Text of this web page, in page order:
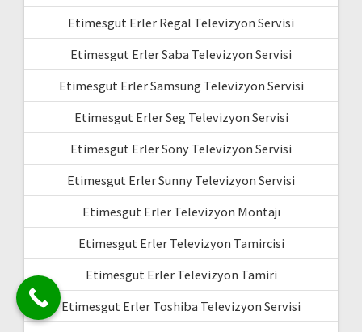
Etimesgut Erler Regal Televizyon Servisi
Etimesgut Erler Saba Televizyon Servisi
Etimesgut Erler Samsung Televizyon Servisi
Etimesgut Erler Seg Televizyon Servisi
Etimesgut Erler Sony Televizyon Servisi
Etimesgut Erler Sunny Televizyon Servisi
Etimesgut Erler Televizyon Montajı
Etimesgut Erler Televizyon Tamircisi
Etimesgut Erler Televizyon Tamiri
Etimesgut Erler Toshiba Televizyon Servisi